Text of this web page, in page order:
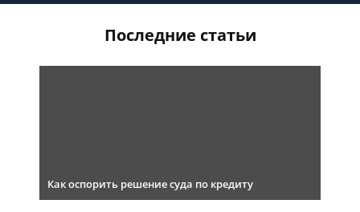
Последние статьи
Как оспорить решение суда по кредиту